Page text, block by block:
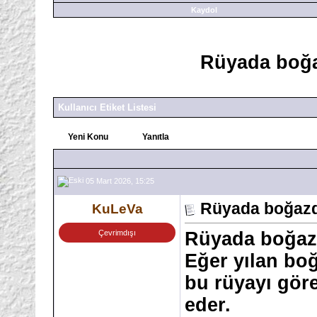
Kaydol
Rüyada
Kullanıcı Etiket Listesi
Yeni Konu Yanıtla
05 Mart 2026, 15:25
KuLeVa
Çevrimdışı
Rüyada
Rüyada
Eğer yılan
bu rüyayı
eder.